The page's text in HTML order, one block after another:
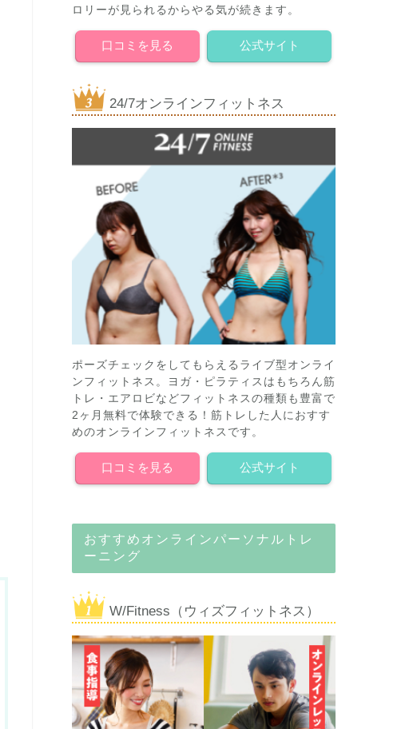
ロリーが見られるからやる気が続きます。
口コミを見る 公式サイト
24/7オンラインフィットネス
ポーズチェックをしてもらえるライブ型オンライ
ンフィットネス。ヨガ・ピラティスはもちろん筋
トレ・エアロビなどフィットネスの種類も豊富で
2ヶ月無料で体験できる！筋トレした人におすす
めのオンラインフィットネスです。
口コミを見る 公式サイト
おすすめオンラインパーソナルトレ
ーニング
W/Fitness（ウィズフィットネス）